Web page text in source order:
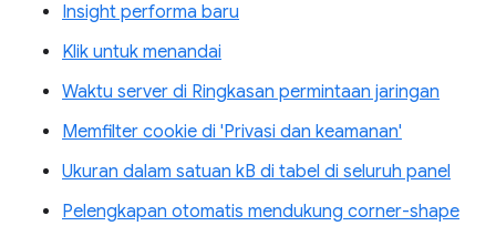
Insight performa baru
Klik untuk menandai
Waktu server di Ringkasan permintaan jaringan
Memfilter cookie di 'Privasi dan keamanan'
Ukuran dalam satuan kB di tabel di seluruh panel
Pelengkapan otomatis mendukung corner-shape